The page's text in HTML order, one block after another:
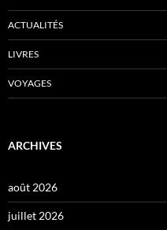
ACTUALITÉS
LIVRES
VOYAGES
ARCHIVES
août 2026
juillet 2026